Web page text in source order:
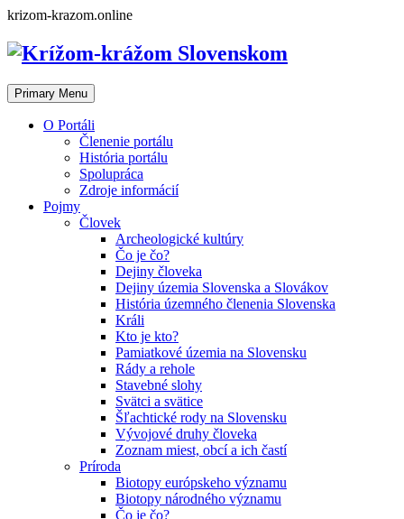
Skip
content
krizom-krazom.online
Primary Menu
O Portáli
Členenie portálu
História portálu
Spolupráca
Zdroje informácií
Pojmy
Človek
Archeologické kultúry
Čo je čo?
Dejiny človeka
Dejiny územia Slovenska a Slovákov
História územného členenia Slovenska
Králi
Kto je kto?
Pamiatkové územia na Slovensku
Rády a rehole
Stavebné slohy
Svätci a svätice
Šľachtické rody na Slovensku
Vývojové druhy človeka
Zoznam miest, obcí a ich častí
Príroda
Biotopy európskeho významu
Biotopy národného významu
Čo je čo?